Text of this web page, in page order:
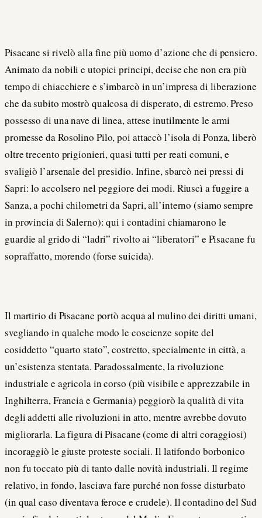
Pisacane si rivelò alla fine più uomo d’azione che di pensiero.
Animato da nobili e utopici principi, decise che non era più
tempo di chiacchiere e s’imbarcò in un’impresa di liberazione
che da subito mostrò qualcosa di disperato, di estremo. Preso
possesso di una nave di linea, attese inutilmente le armi
promesse da Rosolino Pilo, poi attaccò l’isola di Ponza, liberò
oltre trecento prigionieri, quasi tutti per reati comuni, e
svaligiò l’arsenale del presidio. Infine, sbarcò nei pressi di
Sapri: lo accolsero nel peggiore dei modi. Riuscì a fuggire a
Sanza, a pochi chilometri da Sapri, all’interno (siamo sempre
in provincia di Salerno): qui i contadini chiamarono le
guardie al grido di “ladri” rivolto ai “liberatori” e Pisacane fu
sopraffatto, morendo (forse suicida).
Il martirio di Pisacane portò acqua al mulino dei diritti umani,
svegliando in qualche modo le coscienze sopite del
cosiddetto “quarto stato”, costretto, specialmente in città, a
un’esistenza stentata. Paradossalmente, la rivoluzione
industriale e agricola in corso (più visibile e apprezzabile in
Inghilterra, Francia e Germania) peggiorò la qualità di vita
degli addetti alle rivoluzioni in atto, mentre avrebbe dovuto
migliorarla. La figura di Pisacane (come di altri coraggiosi)
incoraggiò le giuste proteste sociali. Il latifondo borbonico
non fu toccato più di tanto dalle novità industriali. Il regime
relativo, in fondo, lasciava fare purché non fosse disturbato
(in qual caso diventava feroce e crudele). Il contadino del Sud